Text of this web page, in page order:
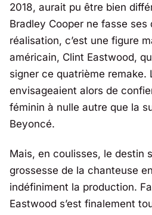
2018, aurait pu être bien
Bradley Cooper ne fasse ses
réalisation, c’est une figure
américain, Clint Eastwood,
signer ce quatrième remake.
envisageaient alors de
féminin à nulle autre que la
Beyoncé.
Mais, en coulisses, le destin
grossesse de la chanteuse
indéfiniment la production.
Eastwood s’est finalement